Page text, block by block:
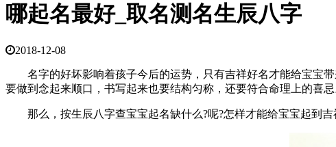
哪起名最好_取名测名生辰八字
2018-12-08
名字的好坏影响着孩子今后的运势，只有吉祥好名才能给宝宝带
要做到念起来顺口，书写起来也要结构匀称，还要符合命理上的喜忌
那么，按生辰八字查宝宝起名缺什么?呢?怎样才能给宝宝起到吉